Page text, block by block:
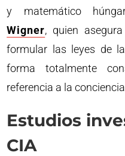
y matemático
Wigner, quien
formular las leyes de
forma totalmente
referencia a la
Estudios
CIA